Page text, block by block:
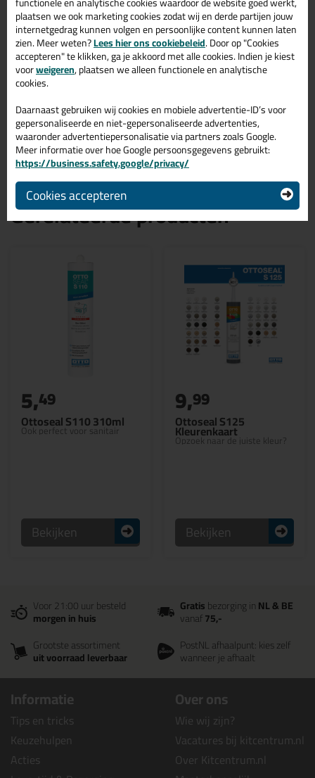
Zoek je kit in een specifieke kleur? Gevonden! Deze ottoseal
sanitairkit Ottoseal S125 310ml in de kleur Mat Es C8134 is te
gebruiken voor verschillende toepassingen. Een duurzame en
veelzijdige kit welke makkelijk te verwerken is. Perfect als je een
bijpassende kleur zoekt met gegarandeerd een topresultaat.
Bestel de Ottoseal S125 310ml in kleur Mat Es C8134 vandaag
Wil je meer weten over de toepassing en kenmerken van dit
product?Lees alles over dit product >
Gerelateerde producten
Ottoseal S110 310ml
Ook perfect voor sanitair
5,49
Bekijken
Ottoseal S125
Kleurenkaart
Opzoek naar de juiste kleur?
9,99
Bekijken
Voor 21:00 uur besteld
morgen in huis
Gratisbezorging inNL & BE
vanaf75,-
Grootste assortiment
uit voorraad leverbaar
PostNL afhaalpunt: kies zelf
wanneer je afhaalt
Informatie
Tips en tricks
Keuzehulpen
Acties
Over ons
Wie wij zijn?
Vacatures bij kitcentrum.nl
Over Kitcentrum.nl
plaatsen we ook marketing cookies zodat wij en derde partijen jouw
internetgedrag kunnen volgen en persoonlijke content kunnen laten
zien. Meer weten?Lees hier ons cookiebeleid. Door op "Cookies
accepteren" te klikken, ga je akkoord met alle cookies. Indien je kiest
voorweigeren, plaatsen we alleen functionele en analytische
cookies.
Daarnaast gebruiken wij cookies en mobiele advertentie-ID’s voor
gepersonaliseerde en niet-gepersonaliseerde advertenties,
waaronder advertentiepersonalisatie via partners zoals Google.
Meer informatie over hoe Google persoonsgegevens gebruikt:
https://business.safety.google/privacy/
Cookies accepteren